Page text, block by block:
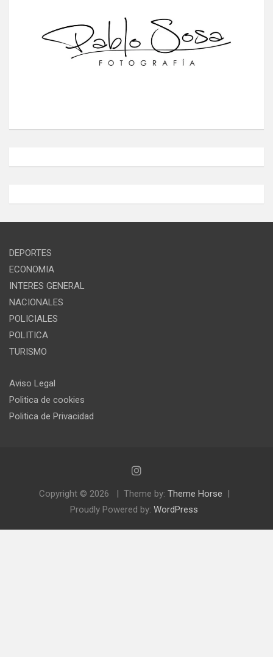
DEPORTES
ECONOMIA
INTERES GENERAL
NACIONALES
POLICIALES
POLITICA
TURISMO
Aviso Legal
Politica de cookies
Politica de Privacidad
Copyright © 2026 Theme by: Theme Horse
Proudly Powered by: WordPress